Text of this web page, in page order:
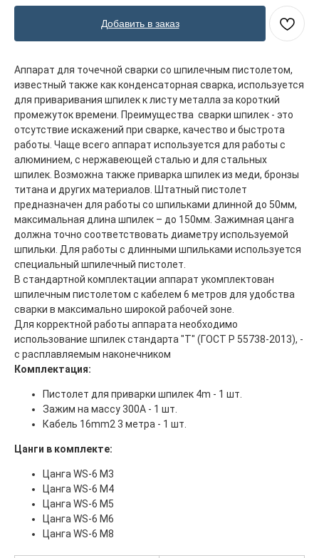
Добавить в заказ
Аппарат для точечной сварки со шпилечным пистолетом,
известный также как конденсаторная сварка, используется
для приваривания шпилек к листу металла за короткий
промежуток времени. Преимущества сварки шпилек - это
отсутствие искажений при сварке, качество и быстрота
работы. Чаще всего аппарат используется для работы с
алюминием, с нержавеющей сталью и для стальных
шпилек. Возможна также приварка шпилек из меди, бронзы
титана и других материалов. Штатный пистолет
предназначен для работы со шпильками длинной до 50мм,
максимальная длина шпилек – до 150мм. Зажимная цанга
должна точно соответствовать диаметру используемой
шпильки. Для работы с длинными шпильками используется
специальный шпилечный пистолет.
В стандартной комплектации аппарат укомплектован
шпилечным пистолетом с кабелем 6 метров для удобства
сварки в максимально широкой рабочей зоне.
Для корректной работы аппарата необходимо
использование шпилек стандарта "Т" (ГОСТ Р 55738-2013), -
с расплавляемым наконечником
Комплектация:
Пистолет для приварки шпилек 4m - 1 шт.
Зажим на массу 300А - 1 шт.
Кабель 16mm2 3 метра - 1 шт.
Цанги в комплекте:
Цанга WS-6 М3
Цанга WS-6 М4
Цанга WS-6 М5
Цанга WS-6 М6
Цанга WS-6 М8
ООО "ФорАвтоКом"
2015-2025